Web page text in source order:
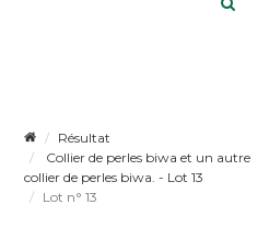
Résultat
Collier de perles biwa et un autre
collier de perles biwa. - Lot 13
Lot n° 13